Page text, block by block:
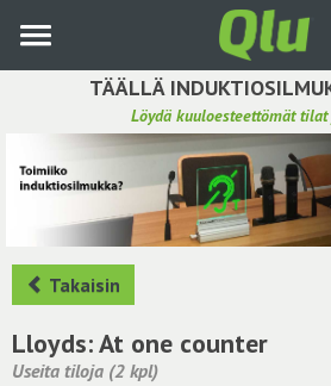
pääsisältöön
TÄÄLLÄ
Löydä kuuloesteettömät
Etsi induktiosilmukka
Tee ehdotus ja vaikuta
Hae ehdotuksia
Käyttöohje
Yhteydenottopyyntö
Takaisin
Lloyds: At one counter
Useita tiloja (2 kpl)